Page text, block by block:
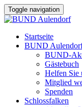
Toggle navigation
Startseite
BUND
BUND-
Gästebuch
Helfen Sie
Mitglied
Spenden
Schlossfalken